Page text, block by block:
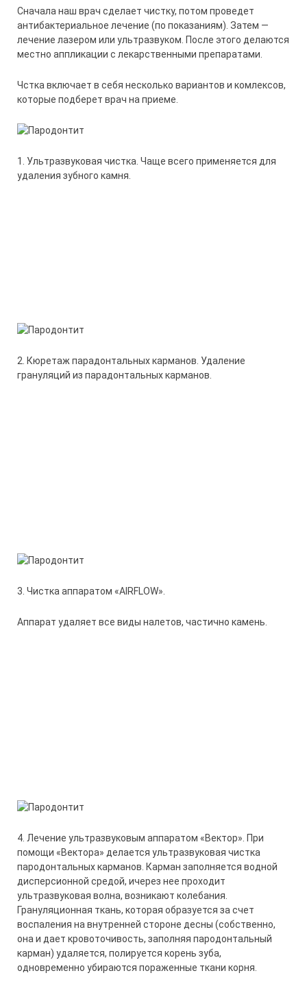
Сначала наш врач сделает чистку, потом проведет
антибактериальное лечение (по показаниям). Затем —
лечение лазером или ультразвуком. После этого делаются
местно аппликации с лекарственными препаратами.
Чстка включает в себя несколько вариантов и комлексов,
которые подберет врач на приеме.
1. Ультразвуковая чистка. Чаще всего применяется для
удаления зубного камня.
2. Кюретаж парадонтальных карманов. Удаление
грануляций из парадонтальных карманов.
3. Чистка аппаратом «AIRFLOW».
Аппарат удаляет все виды налетов, частично камень.
4. Лечение ультразвуковым аппаратом «Вектор». При
помощи «Вектора» делается ультразвуковая чистка
пародонтальных карманов. Карман заполняется водной
дисперсионной средой, ичерез нее проходит
ультразвуковая волна, возникают колебания.
Грануляционная ткань, которая образуется за счет
воспаления на внутренней стороне десны (собственно,
она и дает кровоточивость, заполняя пародонтальный
карман) удаляется, полируется корень зуба,
одновременно убираются пораженные ткани корня.